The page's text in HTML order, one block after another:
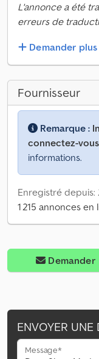
L'annonce a été
erreurs de
Demander
Fournisseur
Remarque :
connectez-
informations.
Enregistré depuis:
1 215 annonces en
Demander
ENVOYER UNE
Message*